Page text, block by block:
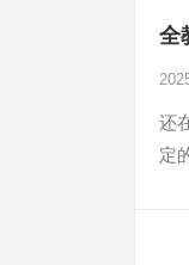
全
还
定